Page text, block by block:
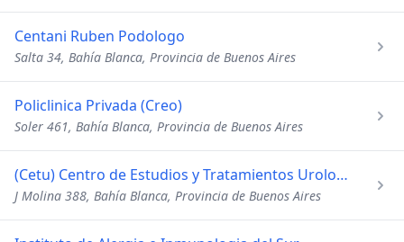
Centani Ruben Podologo
Salta 34, Bahía Blanca, Provincia de Buenos Aires
Policlinica Privada (Creo)
Soler 461, Bahía Blanca, Provincia de Buenos Aires
(Cetu) Centro de Estudios y Tratamientos Urologicos
J Molina 388, Bahía Blanca, Provincia de Buenos Aires